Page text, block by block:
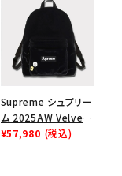
Supreme シュプリー
ム 2025AW Velvet
Backpack ベルベッ
¥57,980 (税込)